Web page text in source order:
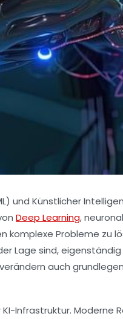
und Künstlicher
Deep Learning,
Probleme zu
Lage sind,
auch
Infrastruktur.